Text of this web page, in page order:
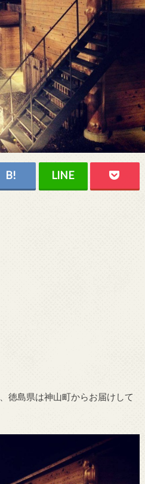
徳島県は神山町からお届けして